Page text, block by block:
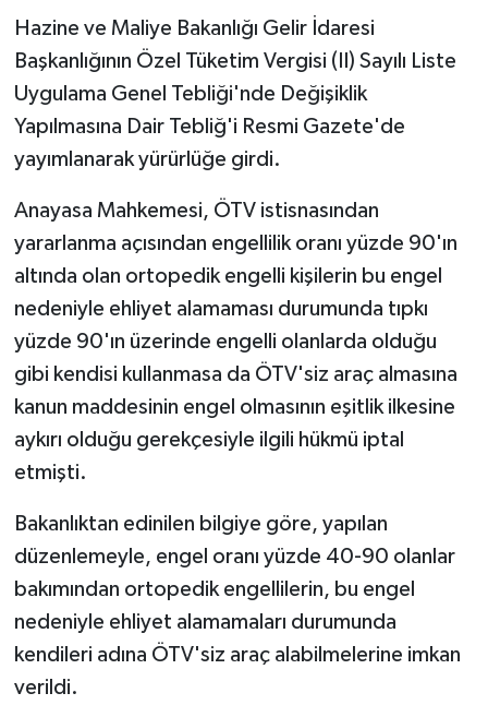
Hazine ve Maliye Bakanlığı Gelir İdaresi
Başkanlığının Özel Tüketim Vergisi (II) Sayılı Liste
Uygulama Genel Tebliği'nde Değişiklik
Yapılmasına Dair Tebliğ'i Resmi Gazete'de
yayımlanarak yürürlüğe girdi.
Anayasa Mahkemesi, ÖTV istisnasından
yararlanma açısından engellilik oranı yüzde 90'ın
altında olan ortopedik engelli kişilerin bu engel
nedeniyle ehliyet alamaması durumunda tıpkı
yüzde 90'ın üzerinde engelli olanlarda olduğu
gibi kendisi kullanmasa da ÖTV'siz araç almasına
kanun maddesinin engel olmasının eşitlik ilkesine
aykırı olduğu gerekçesiyle ilgili hükmü iptal
etmişti.
Bakanlıktan edinilen bilgiye göre, yapılan
düzenlemeyle, engel oranı yüzde 40-90 olanlar
bakımından ortopedik engellilerin, bu engel
nedeniyle ehliyet alamamaları durumunda
kendileri adına ÖTV'siz araç alabilmelerine imkan
verildi.